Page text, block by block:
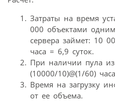
Затраты на время
000 объектами
сервера займет: 10
часа = 6,9 суток.
При наличии пула
(10000/10)@(1/60)
Время на загрузку
от ее объема.